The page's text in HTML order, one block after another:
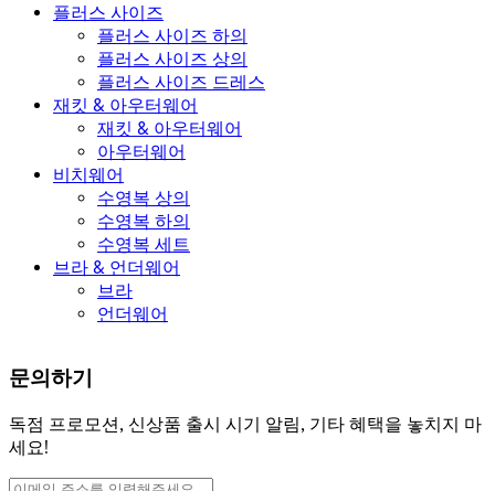
플러스 사이즈
플러스 사이즈 하의
플러스 사이즈 상의
플러스 사이즈 드레스
재킷 & 아우터웨어
재킷 & 아우터웨어
아우터웨어
비치웨어
수영복 상의
수영복 하의
수영복 세트
브라 & 언더웨어
브라
언더웨어
문의하기
독점 프로모션, 신상품 출시 시기 알림, 기타 혜택을 놓치지 마
세요!